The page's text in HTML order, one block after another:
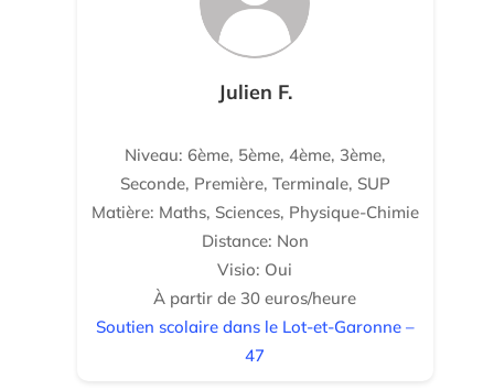
Julien F.
Niveau: 6ème, 5ème, 4ème, 3ème,
Seconde, Première, Terminale, SUP
Matière: Maths, Sciences, Physique-Chimie
Distance: Non
Visio: Oui
À partir de 30 euros/heure
Soutien scolaire dans le Lot-et-Garonne –
47